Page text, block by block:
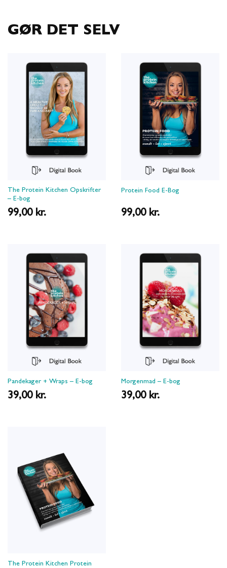
GØR DET SELV
The Protein Kitchen Opskrifter
– E-bog
99,00 kr.
Protein Food E-Bog
99,00 kr.
Pandekager + Wraps – E-bog
39,00 kr.
Morgenmad – E-bog
39,00 kr.
The Protein Kitchen Protein